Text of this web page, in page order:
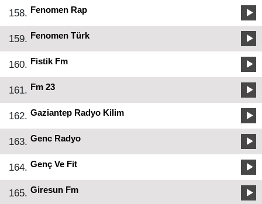
158. Fenomen Rap
159. Fenomen Türk
160. Fistik Fm
161. Fm 23
162. Gaziantep Radyo Kilim
163. Genc Radyo
164. Genç Ve Fit
165. Giresun Fm